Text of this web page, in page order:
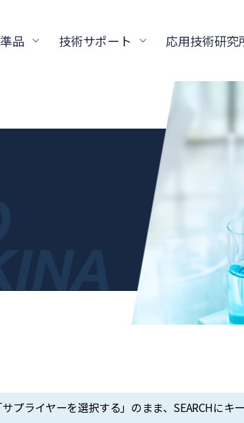
品 技術サポート 応用技術研究
ライヤーを選択する」のまま、SEARCHにキ